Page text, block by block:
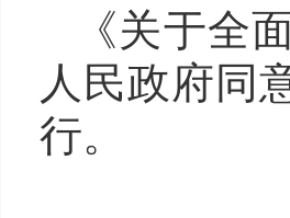
《关于全
人民政府同
行。